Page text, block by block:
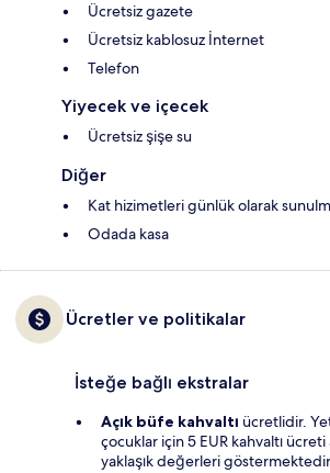
Ücretsiz gazete
Ücretsiz kablosuz İnternet
Telefon
Yiyecek ve içecek
Ücretsiz şişe su
Diğer
Kat hizimetleri günlük olarak
Odada kasa
Ücretler ve politikalar
İsteğe bağlı ekstralar
Açık büfe kahvaltı ücretlidir.
çocuklar için 5 EUR kahvaltı
yaklaşık değerleri